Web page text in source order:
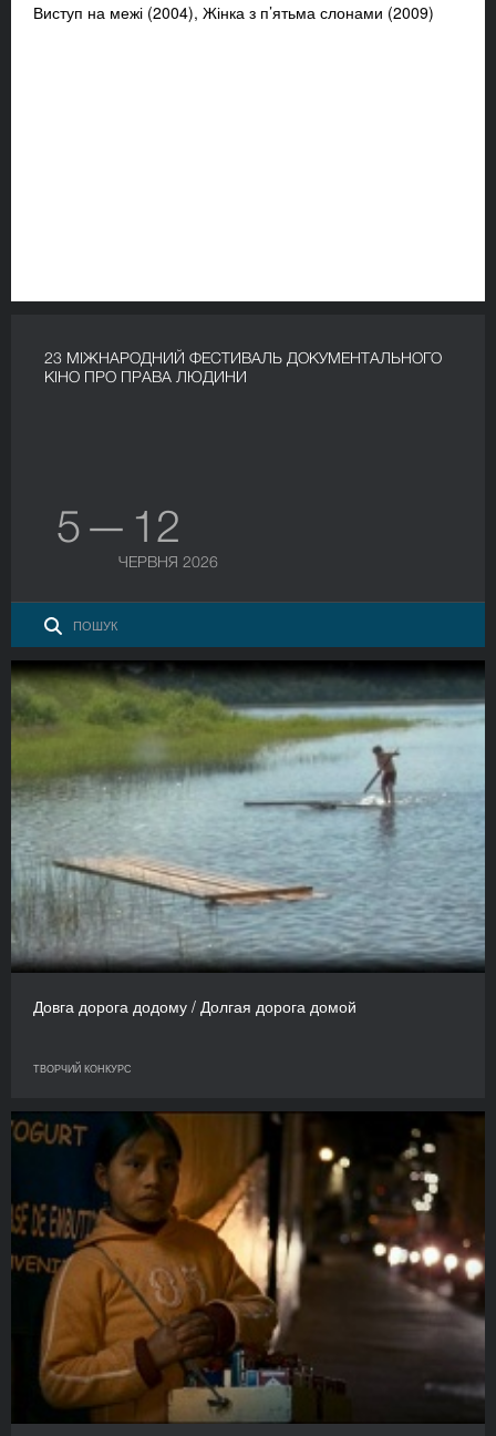
Виступ на межі (2004), Жінка з п’ятьма слонами (2009)
23 МІЖНАРОДНИЙ ФЕСТИВАЛЬ ДОКУМЕНТАЛЬНОГО
КІНО ПРО ПРАВА ЛЮДИНИ
5 — 12
ЧЕРВНЯ 2026
Довга дорога додому / Долгая дорога домой
ТВОРЧИЙ КОНКУРС